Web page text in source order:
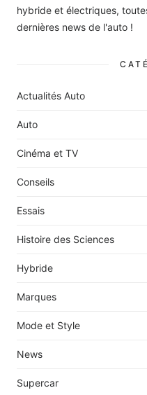
hybride et électriques,
dernières news de l'auto !
Actualités Auto
Auto
Cinéma et TV
Conseils
Essais
Histoire des Sciences
Hybride
Marques
Mode et Style
News
Supercar